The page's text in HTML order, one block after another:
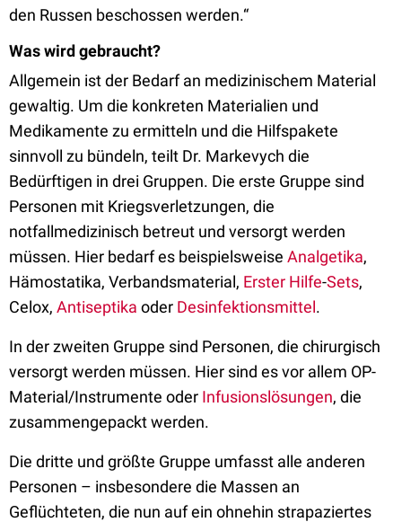
den Russen beschossen werden.“
Was wird gebraucht?
Allgemein ist der Bedarf an medizinischem Material
gewaltig. Um die konkreten Materialien und
Medikamente zu ermitteln und die Hilfspakete
sinnvoll zu bündeln, teilt Dr. Markevych die
Bedürftigen in drei Gruppen. Die erste Gruppe sind
Personen mit Kriegsverletzungen, die
notfallmedizinisch betreut und versorgt werden
müssen. Hier bedarf es beispielsweise Analgetika,
Hämostatika, Verbandsmaterial, Erster Hilfe-Sets,
Celox, Antiseptika oder Desinfektionsmittel.
In der zweiten Gruppe sind Personen, die chirurgisch
versorgt werden müssen. Hier sind es vor allem OP-
Material/Instrumente oder Infusionslösungen, die
zusammengepackt werden.
Die dritte und größte Gruppe umfasst alle anderen
Personen – insbesondere die Massen an
Geflüchteten, die nun auf ein ohnehin strapaziertes